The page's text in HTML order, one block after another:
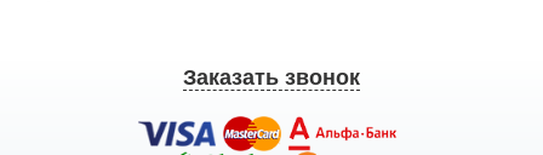
Заказать звонок